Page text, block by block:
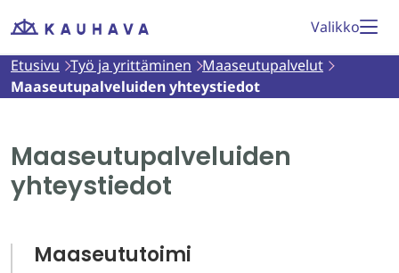
Siirry
Etusivu
Valikko
Etusivu Työ ja yrittäminen Maaseutupalvelut
Maaseutupalveluiden yhteystiedot
Maaseutupalveluiden
yhteystiedot
Maaseututoimi